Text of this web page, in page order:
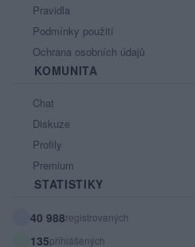
Pravidla
Podmínky použití
Ochrana osobních údajů
KOMUNITA
Chat
Diskuze
Profily
Premium
STATISTIKY
40 988registrovaných
135přihlášených